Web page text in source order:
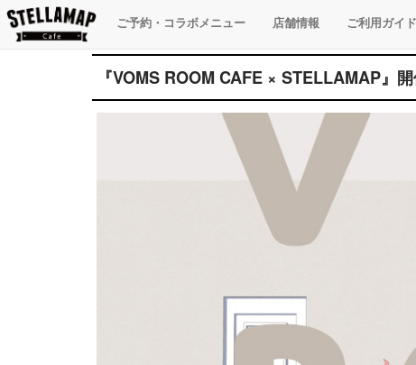
ご予約・コラボメニュー 店舗情報 ご利用ガイド
『VOMS ROOM CAFE × STELLAMAP』